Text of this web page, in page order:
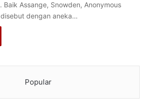
Baik Assange, Snowden, Anonymous
dengan aneka…
Popular